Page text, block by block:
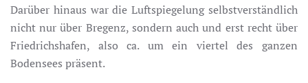
Darüber hinaus war die Luftspiegelung selbstverständlich
nicht nur über Bregenz, sondern auch und erst recht über
Friedrichshafen, also ca. um ein viertel des ganzen
Bodensees präsent.